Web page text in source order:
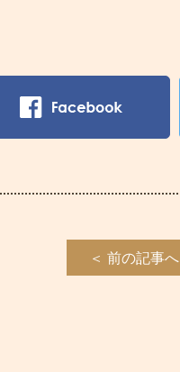
＜ 前の記事へ